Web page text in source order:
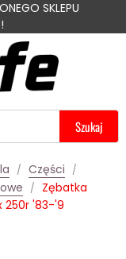
SKLEPU
Szukaj
Części
Zębatka
250r '83-'9